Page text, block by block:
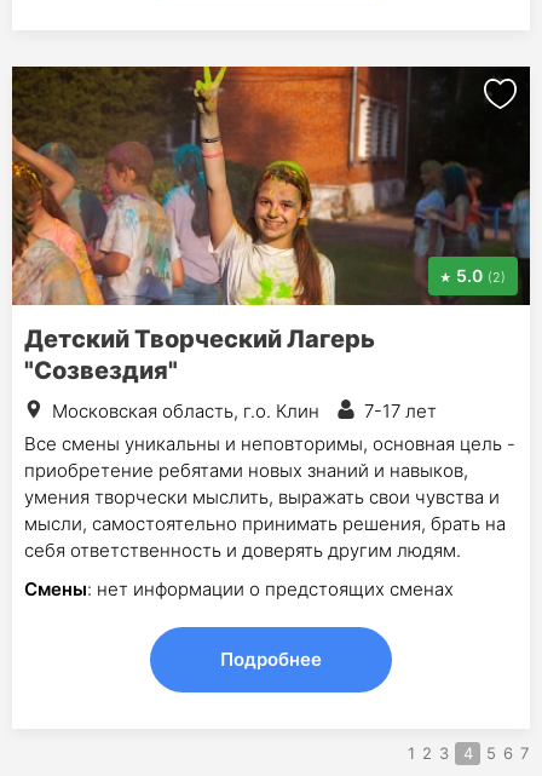
5.0 (2)
Детский Творческий Лагерь
"Созвездия"
Московская область, г.о. Клин
7-17 лет
Все смены уникальны и неповторимы, основная цель -
приобретение ребятами новых знаний и навыков,
умения творчески мыслить, выражать свои чувства и
мысли, самостоятельно принимать решения, брать на
себя ответственность и доверять другим людям.
Смены: нет информации о предстоящих сменах
Подробнее
1 2 3 4 5 6 7